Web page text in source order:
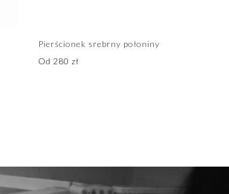
Pierścionek srebrny połoniny
Od 280 zł